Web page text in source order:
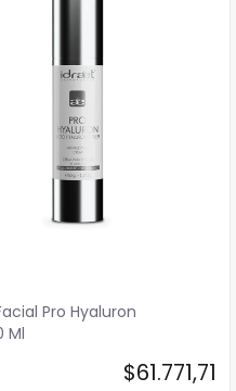
Pro Hyaluron
50 Ml
$61.771,71